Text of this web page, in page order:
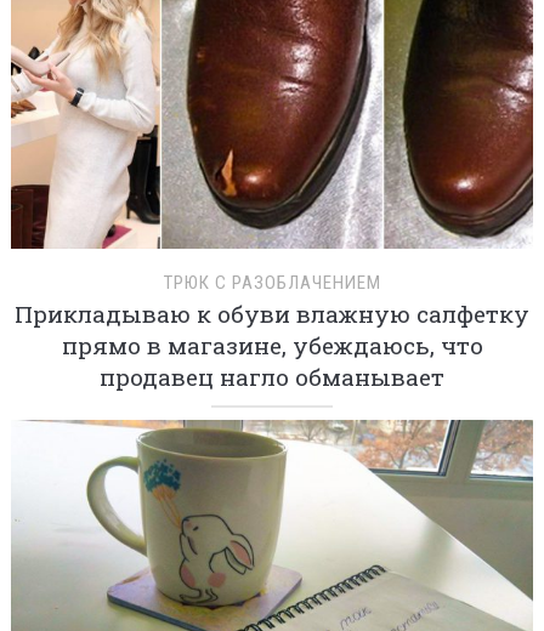
ТРЮК С РАЗОБЛАЧЕНИЕМ
Прикладываю к обуви влажную салфетку
прямо в магазине, убеждаюсь, что
продавец нагло обманывает